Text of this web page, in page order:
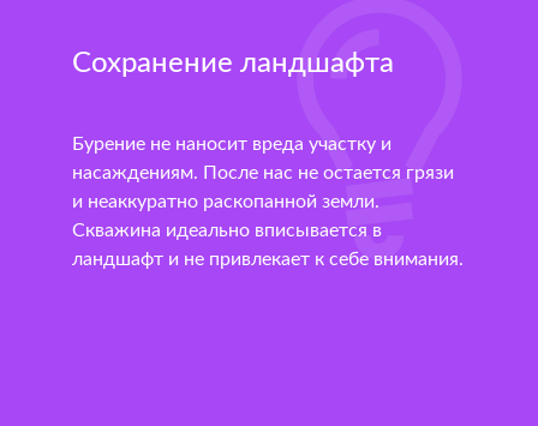
Сохранение ландшафта
Бурение не наносит вреда участку и
насаждениям. После нас не остается грязи
и неаккуратно раскопанной земли.
Скважина идеально вписывается в
ландшафт и не привлекает к себе внимания.